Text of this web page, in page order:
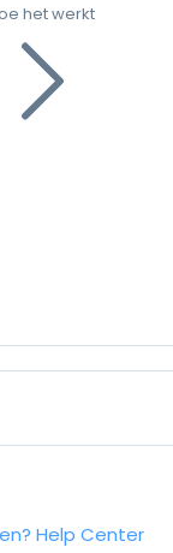
het werkt
Help Center